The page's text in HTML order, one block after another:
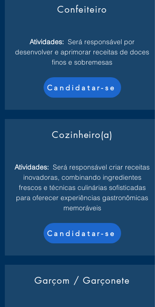
Confeiteiro
Atividades: Será responsável por
desenvolver e aprimorar receitas de doces
finos e sobremesas
Candidatar-se
Cozinheiro(a)
Atividades: Será responsável criar receitas
inovadoras, combinando ingredientes
frescos e técnicas culinárias sofisticadas
para oferecer experiências gastronômicas
memoráveis
Candidatar-se
Garçom / Garçonete